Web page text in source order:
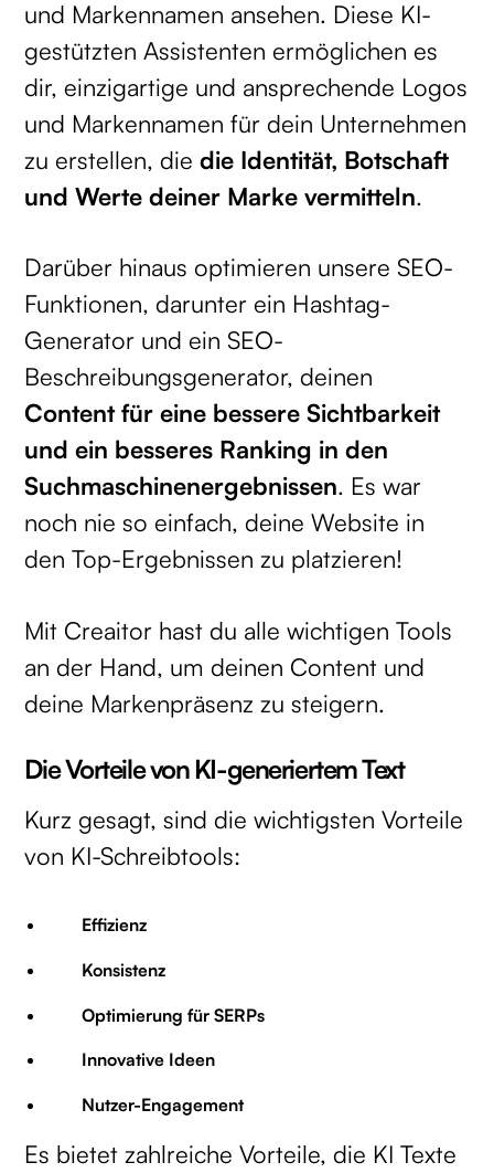
und Markennamen ansehen. Diese KI-
gestützten Assistenten ermöglichen es
dir, einzigartige und ansprechende Logos
und Markennamen für dein Unternehmen
zu erstellen, diedie Identität, Botschaft
und Werte deiner Marke vermitteln.
Darüber hinaus optimieren unsere SEO-
Funktionen, darunter ein Hashtag-
Generator und ein SEO-
Beschreibungsgenerator, deinen
Content für eine bessere Sichtbarkeit
und ein besseres Ranking in den
Suchmaschinenergebnissen. Es war
noch nie so einfach, deine Website in
den Top-Ergebnissen zu platzieren!
Mit Creaitor hast du alle wichtigen Tools
an der Hand, um deinen Content und
deine Markenpräsenz zu steigern.
Die Vorteile von KI-generiertem Text
Kurz gesagt, sind die wichtigsten Vorteile
von KI-Schreibtools:
Effizienz
Konsistenz
Optimierung für SERPs
Innovative Ideen
Nutzer-Engagement
Es bietet zahlreiche Vorteile, die KI Texte